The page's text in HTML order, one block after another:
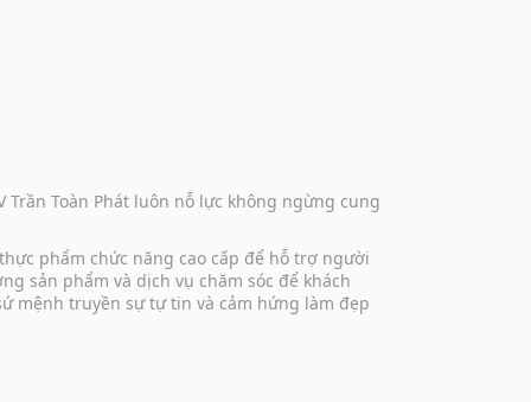
Toàn Phát luôn nỗ lực không ngừng cung
phẩm chức năng cao cấp để hỗ trợ người
sản phẩm và dịch vụ chăm sóc để khách
mệnh truyền sự tự tin và cảm hứng làm đẹp